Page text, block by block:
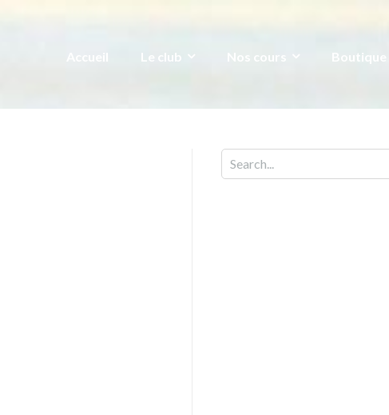
Accueil Le club Nos cours Boutique